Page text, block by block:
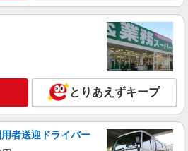
とりあえずキープ
者送迎ドライバー